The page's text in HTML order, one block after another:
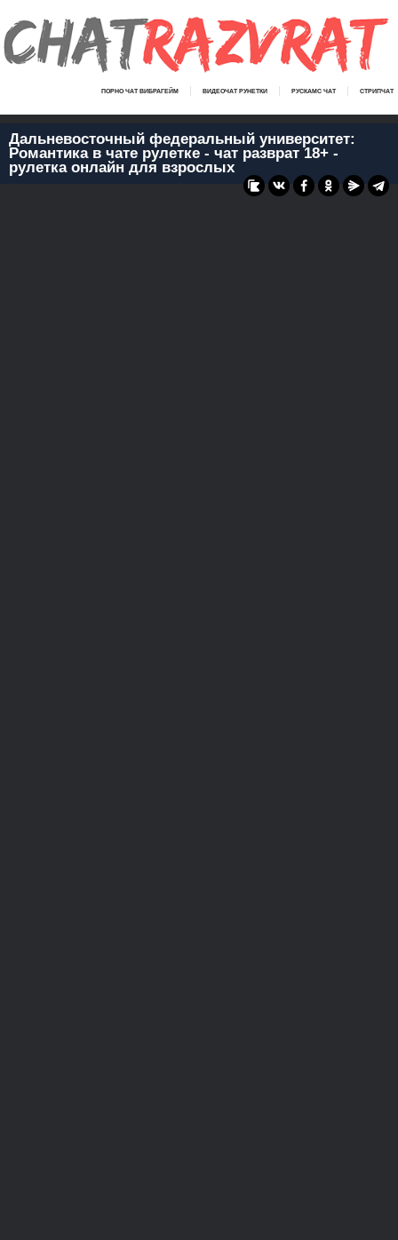
ПОРНО ЧАТ ВИБРАГЕЙМ ВИДЕОЧАТ РУНЕТКИ РУСКАМС ЧАТ СТРИПЧАТ
Дальневосточный федеральный университет:
Романтика в чате рулетке - чат разврат 18+ -
рулетка онлайн для взрослых